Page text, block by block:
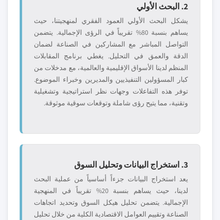
2. البحث الأولي
يشكل البحث الأولي العمود الفقري لمنهجيتنا، حيث
يساهم بنسبة 80% تقريباً في الرؤى الإجمالية. يتضمن
التواصل المباشر مع المشاركين في الصناعة لضمان
الدقة والعمق في التحليل. يغطي برنامج المقابلات
المنظم لدينا الأسواق الإقليمية والعالمية، مع مدخلات من
كبار المسؤولين التنفيذيين والمديرين وخبراء الموضوع.
توفر هذه التفاعلات وجهات نظر استراتيجية وتشغيلية
وتقنية، مما يتيح رؤى شاملة وتوقعات سوقية موثوقة.
3. استخراج البيانات وتحليل السوق
يعد استخراج البيانات جزءاً أساسياً من عملية البحث
لدينا، حيث يساهم بنسبة 20% تقريباً في المنهجية
الإجمالية. يتضمن تحليل هيكل السوق وتحديد اتجاهات
الصناعة وتقييم العوامل الاقتصادية الكلية من خلال تحليل